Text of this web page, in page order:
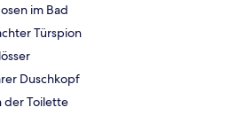
im Bad
Türspion
Duschkopf
der Toilette